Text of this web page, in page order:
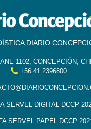
DIARIO
1102, CONCEPCIÓN,
+56 41 2396800
SERVEL DIGITAL DCCP
SERVEL PAPEL DCCP